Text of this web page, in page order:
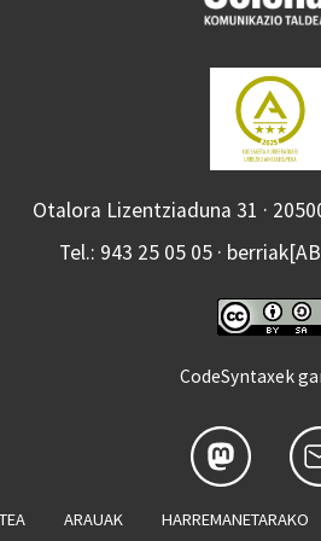
Otalora Lizentziaduna 31 ·
Tel.: 943 25 05 05 ·
CodeSyntaxek
ARAUAK HARREMANETARAKO